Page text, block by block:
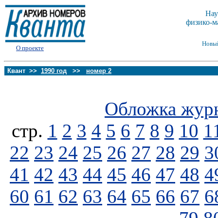
О проекте
физико-
Квант >> 1990 год >> номер 2
Обложка
стp. 1 2 3 4 5 6 7 8 9 10
22 23 24 25 26 27 28 29
41 42 43 44 45 46 47 48
60 61 62 63 64 65 66 67